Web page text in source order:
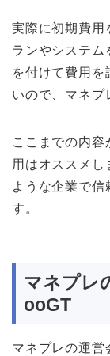
実際に初期費用
ランやシステム
を付けて費用を
いので、マネプ
ここまでの内容
用はオススメし
ような企業で信
す。
マネプレ
ooGT
マネプレの運営